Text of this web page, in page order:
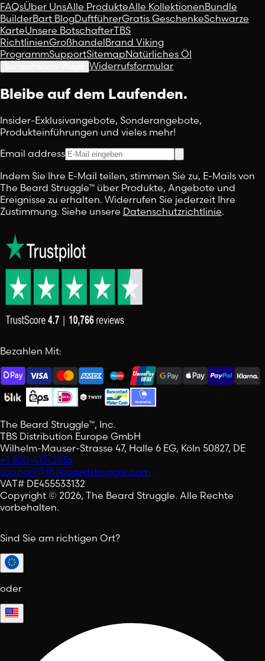
FAQsÜber UnsAlle ProdukteAlle KollektionenBundle
BuilderBart BlogDuftführerGratis GeschenkeSchwarze
KarteUnsere BotschafterTBS
RichtlinienGroßhandelBrand Viking
ProgrammSupportSitemapNatürliches Öl
Widerrufsformular
Bleibe auf dem Laufenden.
Insider-Exklusivangebote, Sonderangebote,
Produkteinführungen und vieles mehr!
Email address
Indem Sie Ihre E-Mail teilen, stimmen Sie zu, E-Mails von
The Beard Struggle™ über Produkte, Angebote und
Ereignisse zu erhalten. Widerrufen Sie jederzeit Ihre
Zustimmung. Siehe unsere Datenschutzrichtlinie.
Bezahlen Mit:
The Beard Struggle™, Inc.
TBS Distribution Europe GmbH
Wilhelm-Mauser-Strasse 47, Halle 6 EG, Köln 50827, DE
+1 800-413-2936
support@thebeardstruggle.com
VAT# DE455533132
Copyright © 2026, The Beard Struggle. Alle Rechte
vorbehalten.
Sind Sie am richtigen Ort?
oder